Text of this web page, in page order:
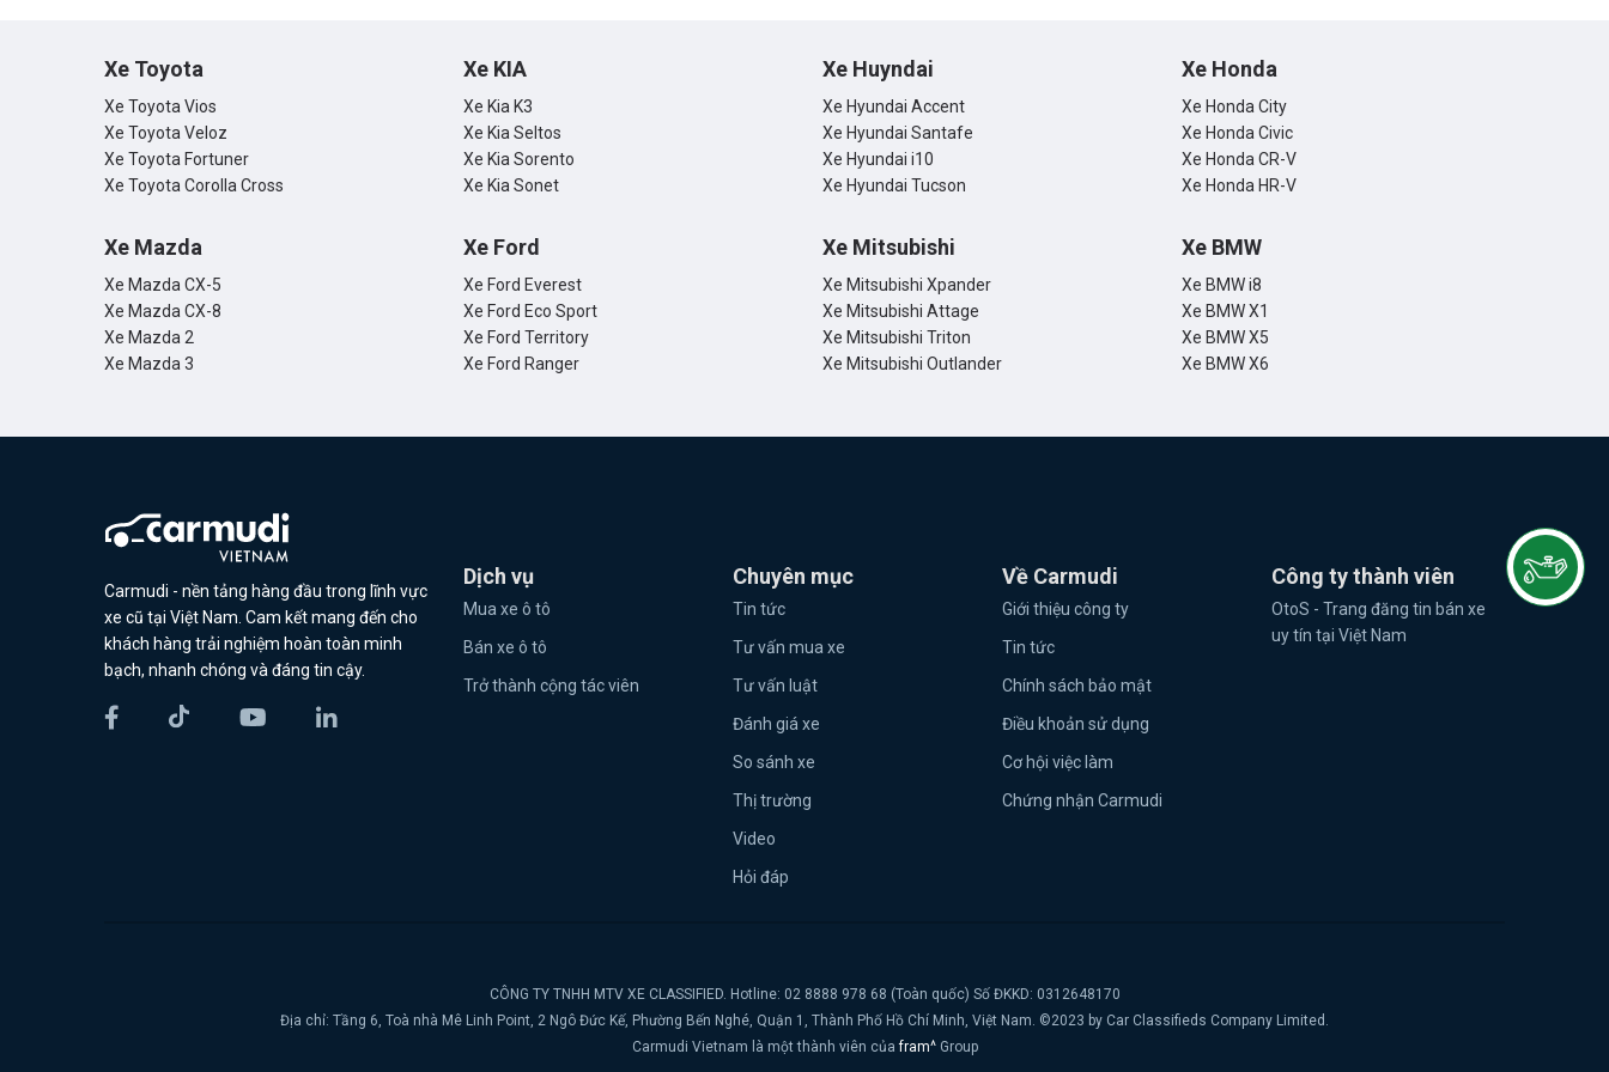
Xe Toyota
Xe Toyota Vios
Xe Toyota Veloz
Xe Toyota Fortuner
Xe Toyota Corolla Cross
Xe KIA
Xe Kia K3
Xe Kia Seltos
Xe Kia Sorento
Xe Kia Sonet
Xe Huyndai
Xe Hyundai Accent
Xe Hyundai Santafe
Xe Hyundai i10
Xe Hyundai Tucson
Xe Honda
Xe Honda City
Xe Honda Civic
Xe Honda CR-V
Xe Honda HR-V
Xe Mazda
Xe Mazda CX-5
Xe Mazda CX-8
Xe Mazda 2
Xe Mazda 3
Xe Ford
Xe Ford Everest
Xe Ford Eco Sport
Xe Ford Territory
Xe Ford Ranger
Xe Mitsubishi
Xe Mitsubishi Xpander
Xe Mitsubishi Attage
Xe Mitsubishi Triton
Xe Mitsubishi Outlander
Xe BMW
Xe BMW i8
Xe BMW X1
Xe BMW X5
Xe BMW X6
Carmudi - nền tảng hàng đầu trong lĩnh vực
xe cũ tại Việt Nam. Cam kết mang đến cho
khách hàng trải nghiệm hoàn toàn minh
bạch, nhanh chóng và đáng tin cậy.
Dịch vụ
Mua xe ô tô
Bán xe ô tô
Trở thành cộng tác viên
Chuyên mục
Tin tức
Tư vấn mua xe
Tư vấn luật
Đánh giá xe
So sánh xe
Thị trường
Video
Hỏi đáp
Về Carmudi
Giới thiệu công ty
Tin tức
Chính sách bảo mật
Điều khoản sử dụng
Cơ hội việc làm
Chứng nhận Carmudi
Công ty thành viên
OtoS - Trang đăng tin bán xe
uy tín tại Việt Nam
CÔNG TY TNHH MTV XE CLASSIFIED. Hotline: 02 8888 978 68 (Toàn quốc) Số ĐKKD: 0312648170
Địa chỉ: Tầng 6, Toà nhà Mê Linh Point, 2 Ngô Đức Kế, Phường Bến Nghé, Quận 1, Thành Phố Hồ Chí Minh, Việt Nam. ©2023 by Car Classifieds Company Limited.
Carmudi Vietnam là một thành viên củafram^ Group